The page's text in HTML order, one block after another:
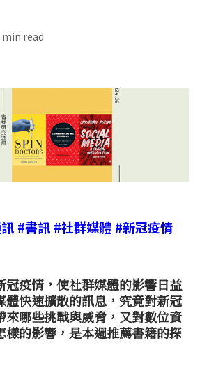
min read
#書訊 #社群媒體 #新冠疫情
冠疫情，使社群媒體的影響日益
體快速擴散的訊息，究竟對新冠
來哪些挑戰與威脅，又對數位資
樣的影響，是本週推薦書籍的探